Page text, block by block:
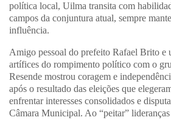
política local, Uilma transita com
campos da conjuntura atual, sempre
influência.
Amigo pessoal do prefeito Rafael Brito e
artífices do rompimento político com o
Resende mostrou coragem e
após o resultado das eleições que
enfrentar interesses consolidados e
Câmara Municipal. Ao “peitar”